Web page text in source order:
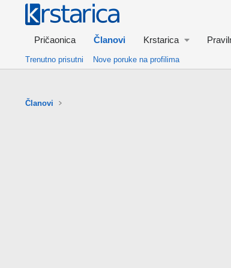
Pričaonica Članovi Krstarica
Trenutno prisutni Nove poruke na profilima
Članovi